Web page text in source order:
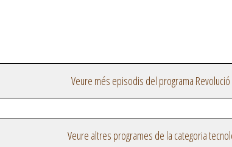
Veure més episodis del programa Revolució
Veure altres programes de la categoria